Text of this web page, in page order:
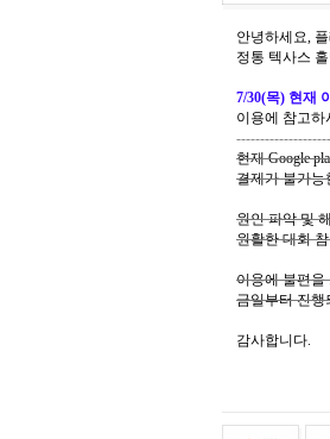
안녕하세요,
정통 텍사스
7/30(목) 현재
이용에 참고
현재 Google
결제가 불가능
원인 파악 및
원활한 대회
이용에 불편을
금일부터 진행
감사합니다.